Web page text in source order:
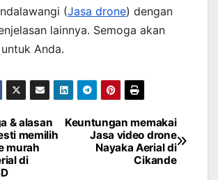
(Jasa drone) dengan
lainnya. Semoga akan
Anda.
Keuntungan memakai
Jasa video drone
Nayaka Aerial di
Cikande
& alasan
memilih
murah
di